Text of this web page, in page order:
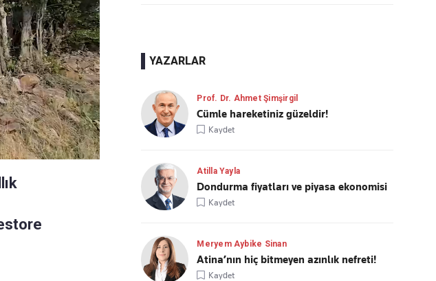
YAZARLAR
Prof. Dr. Ahmet Şimşirgil
Cümle hareketiniz güzeldir!
Kaydet
Atilla Yayla
Dondurma fiyatları ve piyasa ekonomisi
Kaydet
Meryem Aybike Sinan
Atina’nın hiç bitmeyen azınlık nefreti!
Kaydet